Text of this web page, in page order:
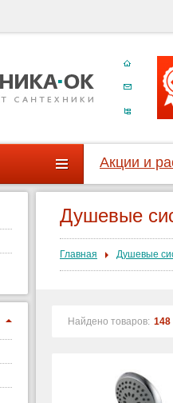
Акции и
Душевые
Главная Душевые
Найдено товаров: 148